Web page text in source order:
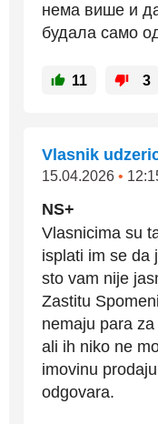
нема више и
будала само
11 3
Vlasnik
15.04.2026 •
NS+
Vlasnicima su
isplati im se da
sto vam nije
Zastitu
nemaju para
ali ih niko ne
imovinu
odgovara.